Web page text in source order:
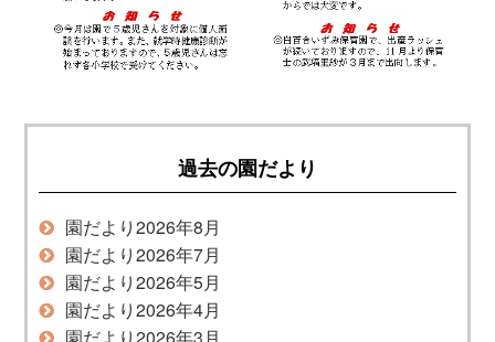
過去の園だより
園だより2026年8月
園だより2026年7月
園だより2026年5月
園だより2026年4月
園だより2026年3月